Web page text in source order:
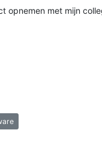
opnemen met mijn